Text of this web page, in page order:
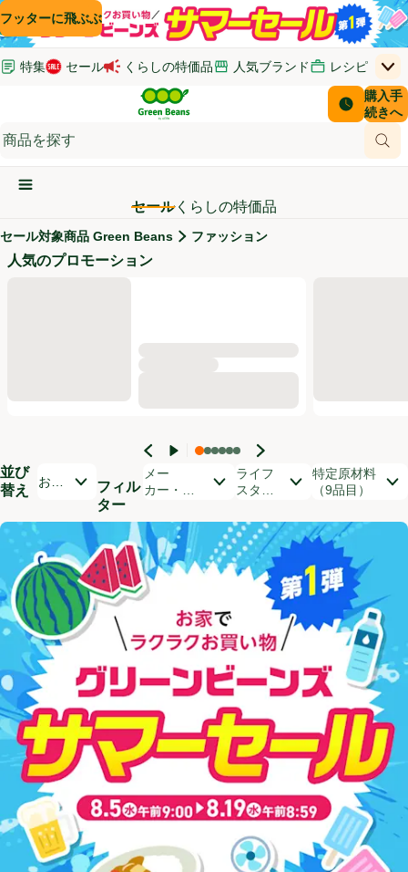
コンテンツに飛ぶ
検索に飛ぶ
フッターに飛ぶ
特集 セール くらしの特価品 人気ブランド レシピ
はじめてのお買い物ガイド
(新しいウィンドウで開く) (新しいウィンドウで開く)
サポート・ヘルプ・お問い合わせ
(新しいウィンドウで開く)
上
Green Beans
商
配送日時
購入手
続きへ
お客さ
￥0
メインメニュ―ボタン
セールくらしの特価品
セール対象商品
セール対象商品 Green Beans ファッション
人気のプロモーション
並び
替え
開いて並び替えオプションのリストを見る
おす
フィル
ター
メー
カー・ブ
ライフ
スタイ
特定原材料
（9品目）
商品リスト